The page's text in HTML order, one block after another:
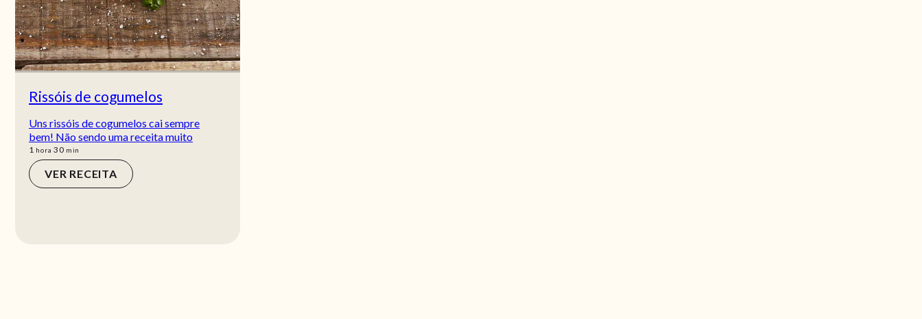
Rissóis de cogumelos
Uns rissóis de cogumelos cai sempre
bem! Não sendo uma receita muito
1 hora
hora 30min
min
VER RECEITA